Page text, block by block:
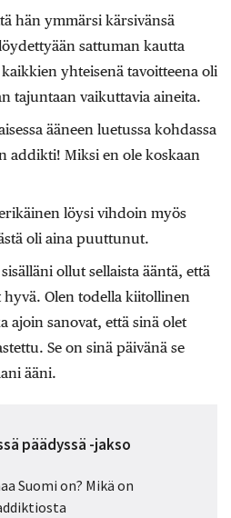
hän ymmärsi kärsivänsä
sattuman kautta
yhteisenä tavoitteena oli
tajuntaan vaikuttavia aineita.
ääneen luetussa kohdassa
addikti! Miksi en ole koskaan
löysi vihdoin myös
oli aina puuttunut.
ollut sellaista ääntä, että
Olen todella kiitollinen
ajoin sanovat, että sinä olet
Se on sinä päivänä se
ääni.
päädyssä -jakso
Suomi on? Mikä on